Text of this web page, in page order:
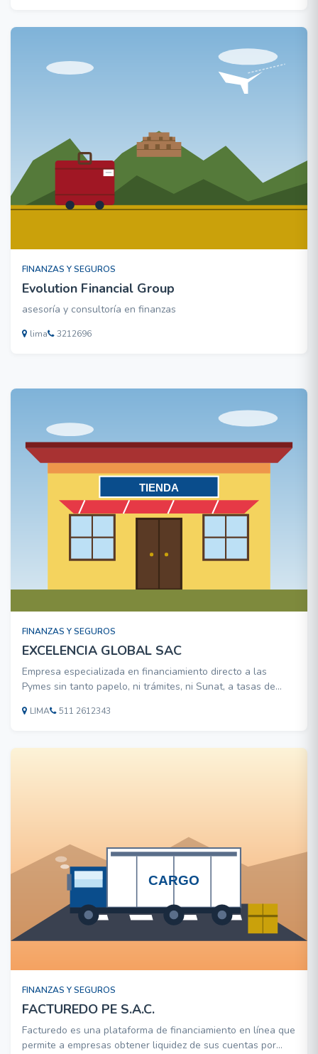
FINANZAS Y SEGUROS
Evolution Financial Group
asesoría y consultoría en finanzas
lima 3212696
FINANZAS Y SEGUROS
EXCELENCIA GLOBAL SAC
Empresa especializada en financiamiento directo a las
Pymes sin tanto papelo, ni trámites, ni Sunat, a tasas de
US$ 10,000. Enviar solicitud con datos basicos al Email :
LIMA 511 2612343
FINANZAS Y SEGUROS
FACTUREDO PE S.A.C.
Facturedo es una plataforma de financiamiento en línea que
permite a empresas obtener liquidez de sus cuentas por